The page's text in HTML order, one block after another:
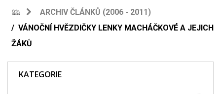
ARCHIV ČLÁNKŮ (2006 - 2011)
VÁNOČNÍ HVĚZDIČKY LENKY MACHÁČKOVÉ A JEJICH
ŽÁKŮ
KATEGORIE